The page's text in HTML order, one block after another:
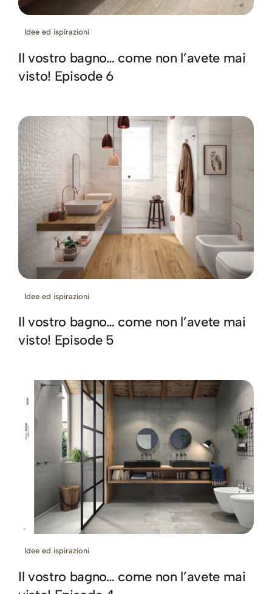
Idee ed ispirazioni
Il vostro bagno… come non l’avete mai
visto! Episode 6
Idee ed ispirazioni
Il vostro bagno… come non l’avete mai
visto! Episode 5
Idee ed ispirazioni
Il vostro bagno… come non l’avete mai